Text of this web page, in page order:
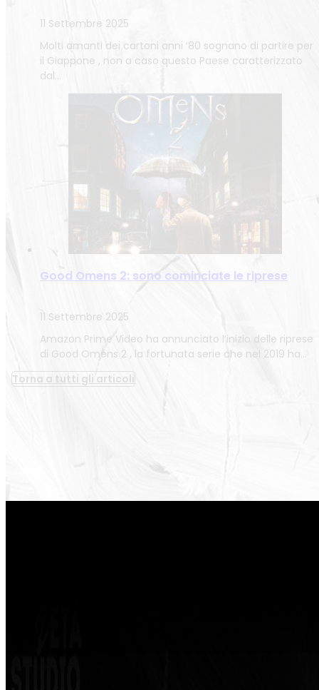
11 Settembre 2025
Molti amanti dei cartoni anni ‘80 sognano di partire per
il Giappone , non a caso questo Paese caratterizzato
dal…
Good Omens 2: sono cominciate le riprese
11 Settembre 2025
Amazon Prime Video ha annunciato l’inizio delle riprese
di Good Omens 2 , la fortunata serie che nel 2019 ha…
Torna a tutti gli articoli